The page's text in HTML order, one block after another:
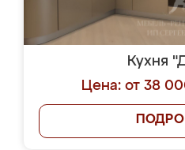
Кухня
Цена: от 38